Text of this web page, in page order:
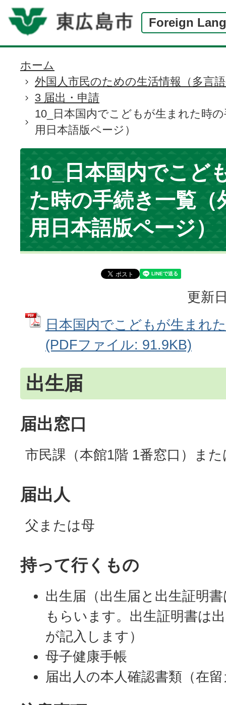
Foreign
現
在
の
ホーム
外国人市民のための生活情報（多言
3 届出・申請
10_日本国内でこどもが生まれた時
用日本語版ページ）
10_日本国内でこど
た時の手続き一覧（
用日本語版ページ）
更新
日本国内でこどもが生まれ
(PDFファイル: 91.9KB)
出生届
届出窓口
市民課（本館1階 1番窓口）ま
届出人
父または母
持って行くもの
出生届（出生届と出生証明
もらいます。出生証明書は
が記入します）
母子健康手帳
届出人の本人確認書類（在